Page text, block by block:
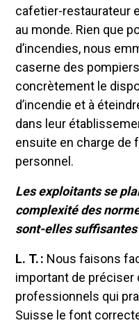
cafetier-restaurateur
au monde. Rien que
d’incendies, nous
caserne des
concrètement le
d’incendie et à
dans leur
ensuite en charge de
personnel.
Les exploitants se
complexité des
sont-elles suffisantes
L. T. : Nous faisons
important de préciser
professionnels qui
Suisse le font